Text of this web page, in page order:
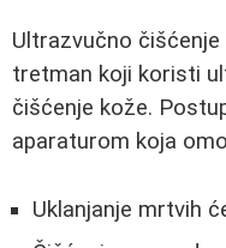
Ultrazvučno
tretman koji koristi
čišćenje kože.
aparaturom koja
Uklanjanje mrtvih